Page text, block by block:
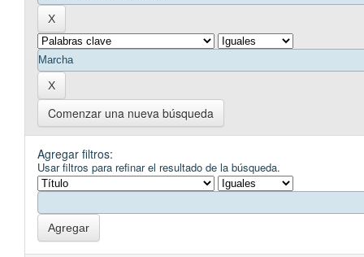
Comenzar una nueva búsqueda
Agregar filtros:
Usar filtros para refinar el resultado de la búsqueda.